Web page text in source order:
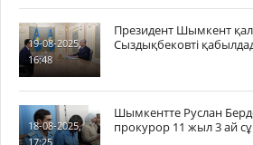
19-08-2025,
16:48
Президент Шымкент
Сыздықбековті
18-08-2025,
17:25
Шымкентте Руслан
прокурор 11 жыл 3 ай